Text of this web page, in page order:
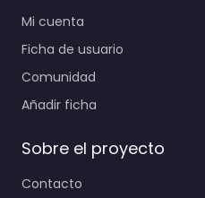
Mi cuenta
Ficha de usuario
Comunidad
Añadir ficha
Sobre el proyecto
Contacto